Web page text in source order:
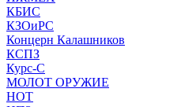
КБИС
КЗОиРС
Концерн Калашников
КСПЗ
Курс-С
МОЛОТ ОРУЖИЕ
НОТ